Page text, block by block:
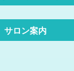
サロン案内